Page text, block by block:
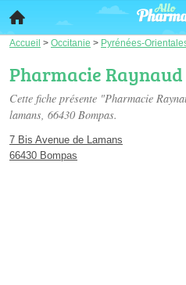
Accueil > Occitanie > Pyrénées-
Pharmacie Raynaud
Cette fiche présente "Pharmacie
lamans, 66430 Bompas.
7 Bis Avenue de Lamans
66430 Bompas